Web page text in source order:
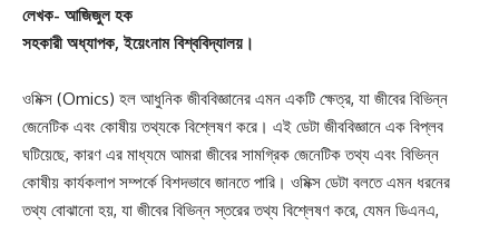
লেখক- আজিজুল হক
সহকারী অধ্যাপক, ইয়েংনাম বিশ্ববিদ্যালয়।
ওমিক্স (Omics) হল আধুনিক জীববিজ্ঞানের এমন একটি ক্ষেত্র, যা জীবের বিভিন্ন
জেনেটিক এবং কোষীয় তথ্যকে বিশ্লেষণ করে। এই ডেটা জীববিজ্ঞানে এক বিপ্লব
ঘটিয়েছে, কারণ এর মাধ্যমে আমরা জীবের সামগ্রিক জেনেটিক তথ্য এবং বিভিন্ন
কোষীয় কার্যকলাপ সম্পর্কে বিশদভাবে জানতে পারি। ওমিক্স ডেটা বলতে এমন ধরনের
তথ্য বোঝানো হয়, যা জীবের বিভিন্ন স্তরের তথ্য বিশ্লেষণ করে, যেমন ডিএনএ,